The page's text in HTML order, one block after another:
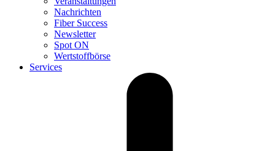
Nachrichten
Fiber Success
Newsletter
Spot ON
Wertstoffbörse
Services